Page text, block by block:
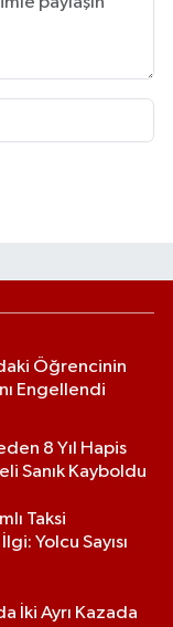
Öğrencinin
Engellendi
8 Yıl Hapis
Sanık Kayboldu
Taksi
Yolcu Sayısı
İki Ayrı Kazada